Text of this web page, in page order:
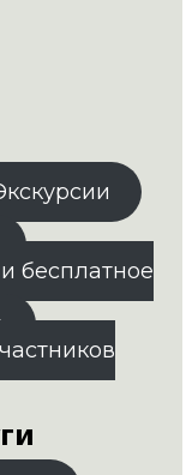
бесплатное